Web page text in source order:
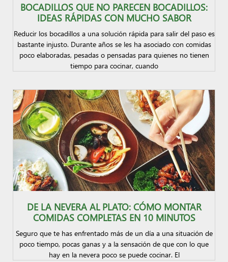
BOCADILLOS QUE NO PARECEN BOCADILLOS:
IDEAS RÁPIDAS CON MUCHO SABOR
Reducir los bocadillos a una solución rápida para salir del paso es
bastante injusto. Durante años se les ha asociado con comidas
poco elaboradas, pesadas o pensadas para quienes no tienen
tiempo para cocinar, cuando
DE LA NEVERA AL PLATO: CÓMO MONTAR
COMIDAS COMPLETAS EN 10 MINUTOS
Seguro que te has enfrentado más de un día a una situación de
poco tiempo, pocas ganas y a la sensación de que con lo que
hay en la nevera poco se puede cocinar. El